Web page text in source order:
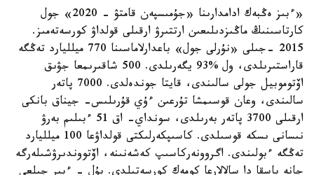
«ءبىز ەڭبەك ادامدارىنا «جۇمىسپەن قامتۋ - 2020» جول
كارتاسىنىڭ ماڭىزدىلىعىن ارتتىرۋ ارقىلى قولداۋ كورسەتەمىز.
2015 -جىلى «نۇرلى جول» باعدارلاماسىنا 770 ميلليارد تەڭگە
قاراستىرىلدى، ول %93 يگەرىلدى. 500 شاقىرىمعا جۋىق
اۆتوموبيل جولى سالىندى، قايتا جوندەلدى. 7000 پاتەر
سالىندى، وعان قوسىمشا تۇرعىن ءۇي قۇرىلىس- جيناق بانكى
ارقىلى 3700 پاتەر بەرىلدى، سونداي- اق 51 ءبىلىم بەرۋ
نىسانى ىسكە قوسىلدى. كاسىپكەرلىكتى قولداۋعا 100 ميلليارد
تەڭگە ءبولىندى. اگروونەركاسىپ كەشەنىنە، اۆتووندىرۋشىلەرگە